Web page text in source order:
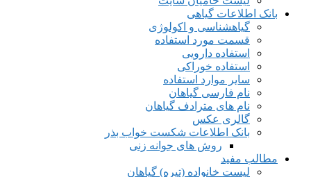
بانک اطلاعات گیاهی
گیاهشناسی و اکولوژی
قسمت مورد استفاده
استفاده دارویی
استفاده خوراکی
سایر موارد استفاده
نام فارسی گیاهان
نام های مترادف گیاهان
گالری عکس
بانک اطلاعات شکست خواب بذر
روش های جوانه زنی
مطالب مفید
لیست خانواده (تیره) گیاهان